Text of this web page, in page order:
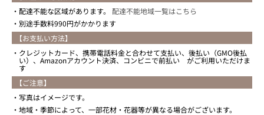
配達不能な区域があります。 配達不能地域一覧はこちら
別途手数料990円がかかります
【お支払い方法】
クレジットカード、携帯電話料金と合わせて支払い、後払い（GMO後払
い）、Amazonアカウント決済、コンビニで前払い がご利用いただけま
す
【ご注意】
写真はイメージです。
地域・季節によって、一部花材・花器等が異なる場合がございます。